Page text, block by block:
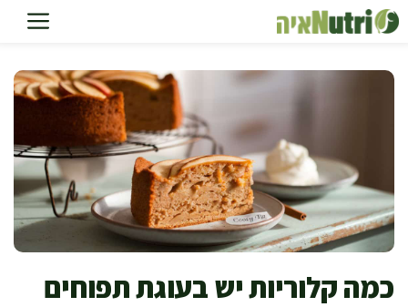
לדלג
לתוכן
כמה קלוריות יש בעוגת תפוחים